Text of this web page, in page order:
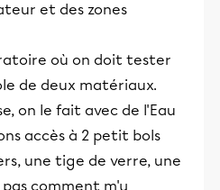
et des zones
où on doit tester
de deux matériaux.
on le fait avec de l'Eau
accès à 2 petit bols
une tige de verre, une
pas comment m'y